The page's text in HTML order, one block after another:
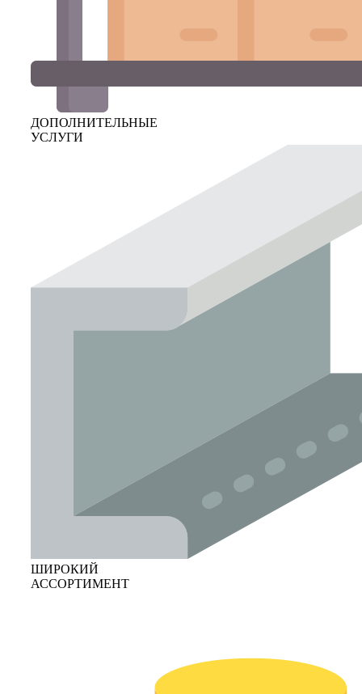
ДОПОЛНИТЕЛЬНЫЕ
УСЛУГИ
ШИРОКИЙ
АССОРТИМЕНТ